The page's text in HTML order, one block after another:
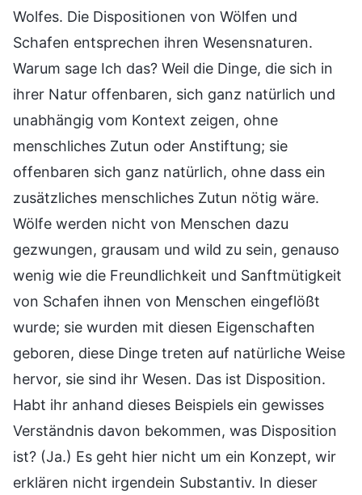
Wolfes. Die Dispositionen von Wölfen und
Schafen entsprechen ihren Wesensnaturen.
Warum sage Ich das? Weil die Dinge, die sich in
ihrer Natur offenbaren, sich ganz natürlich und
unabhängig vom Kontext zeigen, ohne
menschliches Zutun oder Anstiftung; sie
offenbaren sich ganz natürlich, ohne dass ein
zusätzliches menschliches Zutun nötig wäre.
Wölfe werden nicht von Menschen dazu
gezwungen, grausam und wild zu sein, genauso
wenig wie die Freundlichkeit und Sanftmütigkeit
von Schafen ihnen von Menschen eingeflößt
wurde; sie wurden mit diesen Eigenschaften
geboren, diese Dinge treten auf natürliche Weise
hervor, sie sind ihr Wesen. Das ist Disposition.
Habt ihr anhand dieses Beispiels ein gewisses
Verständnis davon bekommen, was Disposition
ist? (Ja.) Es geht hier nicht um ein Konzept, wir
erklären nicht irgendein Substantiv. In dieser